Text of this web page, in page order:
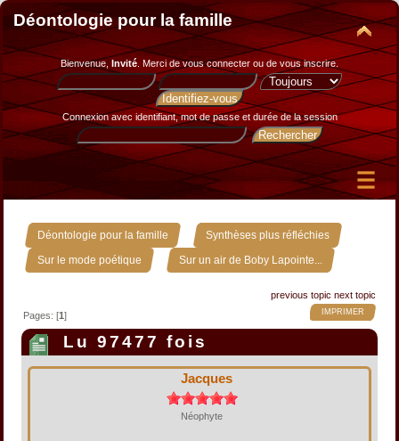
Déontologie pour la famille
Bienvenue, Invité. Merci devous connecter ou de vous inscrire.
Connexion avec identifiant, mot de passe et durée de la session
Déontologie pour la famille » Synthèses plus réfléchies »
Sur le mode poétique » Sur un air de Boby Lapointe...
previous topic next topic
IMPRIMER
Pages: [1]
Lu 97477 fois
Jacques
Néophyte